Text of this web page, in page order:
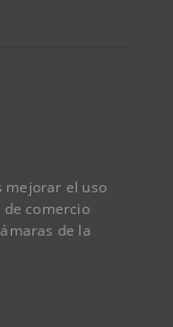
mejorar el uso
comercio
de la